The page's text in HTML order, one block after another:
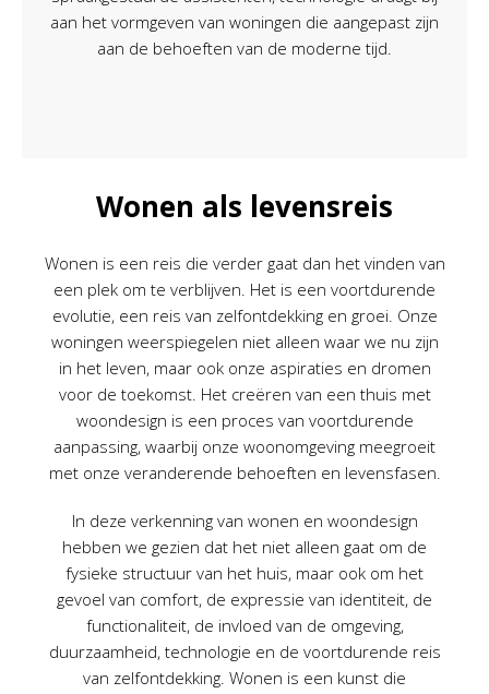
aan het vormgeven van woningen die aangepast zijn
aan de behoeften van de moderne tijd.
Wonen als levensreis
Wonen is een reis die verder gaat dan het vinden van
een plek om te verblijven. Het is een voortdurende
evolutie, een reis van zelfontdekking en groei. Onze
woningen weerspiegelen niet alleen waar we nu zijn
in het leven, maar ook onze aspiraties en dromen
voor de toekomst. Het creëren van een thuis met
woondesign is een proces van voortdurende
aanpassing, waarbij onze woonomgeving meegroeit
met onze veranderende behoeften en levensfasen.
In deze verkenning van wonen en woondesign
hebben we gezien dat het niet alleen gaat om de
fysieke structuur van het huis, maar ook om het
gevoel van comfort, de expressie van identiteit, de
functionaliteit, de invloed van de omgeving,
duurzaamheid, technologie en de voortdurende reis
van zelfontdekking. Wonen is een kunst die